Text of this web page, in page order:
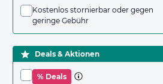
Kostenlos stornierbar oder gegen
geringe Gebühr
Deals & Aktionen
% Deals